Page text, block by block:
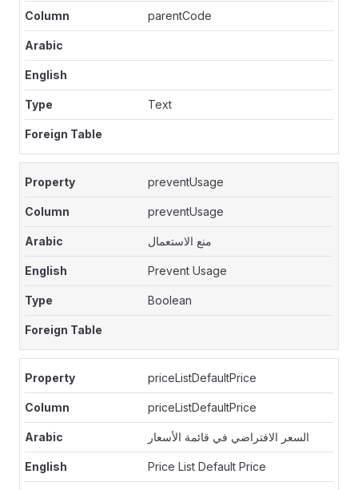
parentCode
Text
preventUsage
preventUsage
منع الاستعمال
Prevent Usage
Boolean
priceListDefaultPrice
priceListDefaultPrice
السعر الافتراضي في قائمة الأسعار
Price List Default Price